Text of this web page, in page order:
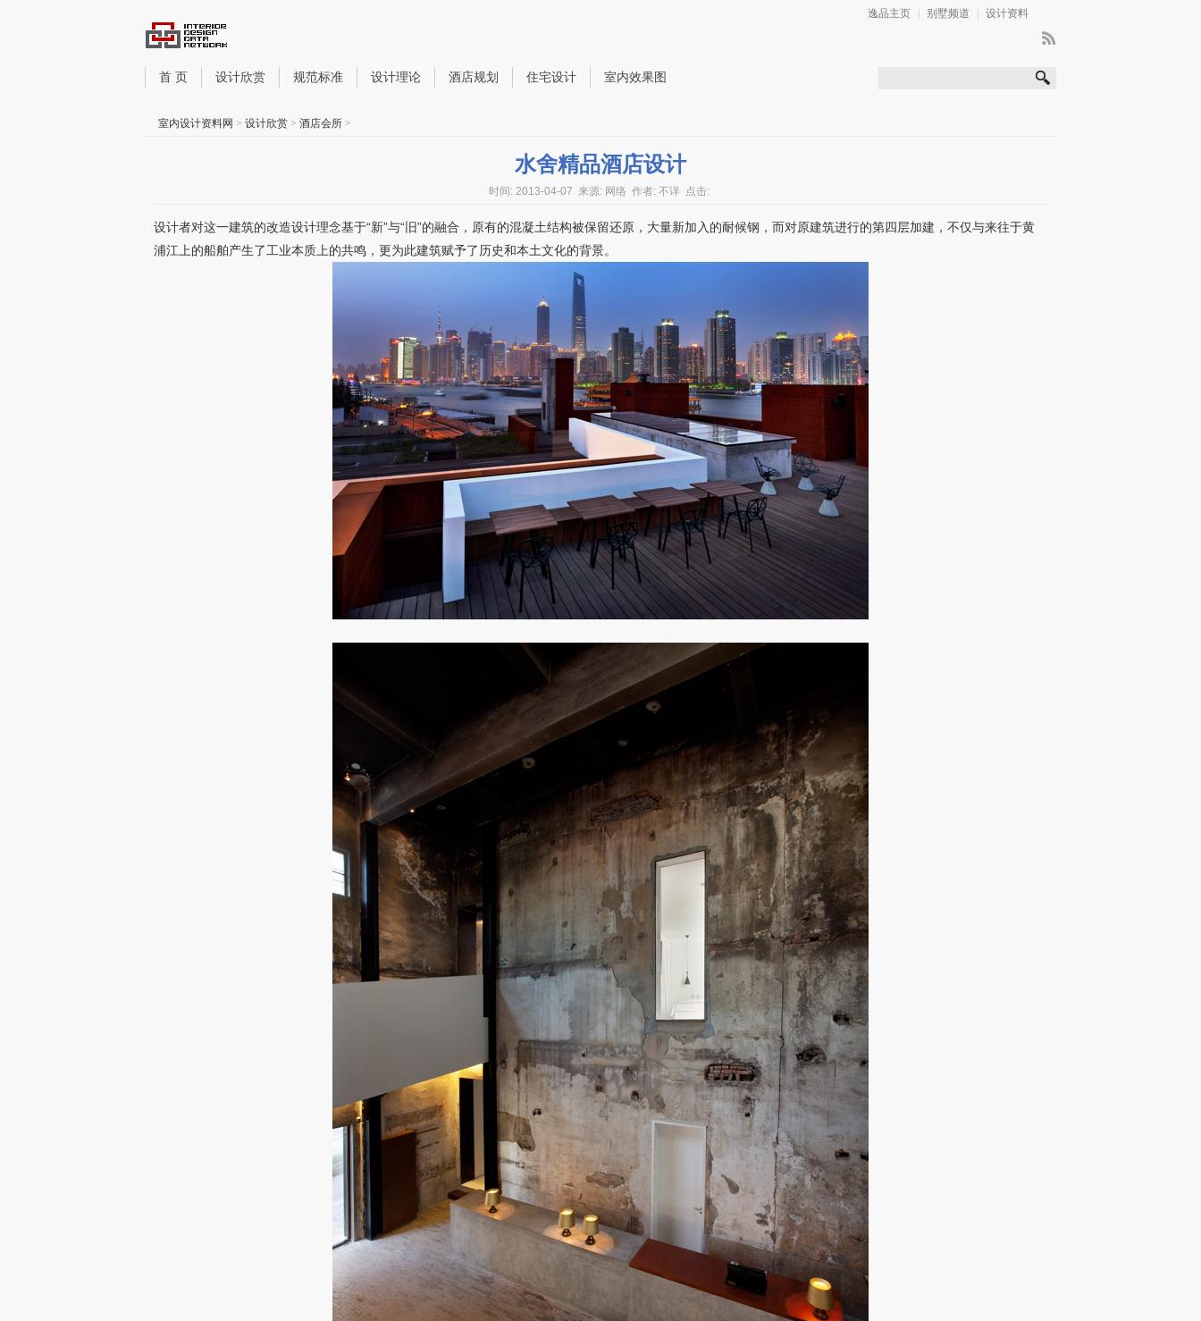
逸品主页 别墅频道 设计资料
首 页 设计欣赏 规范标准 设计理论 酒店规划 住宅设计 室内效果图
室内设计资料网 > 设计欣赏 > 酒店会所 >
水舍精品酒店设计
时间: 2013-04-07 来源: 网络 作者: 不详 点击:
设计者对这一建筑的改造设计理念基于“新”与“旧”的融合，原有的混凝土结构被保留还原，大量新加入的耐候钢，而对原建筑进行的第四层加建，不仅与来往于黄
浦江上的船舶产生了工业本质上的共鸣，更为此建筑赋予了历史和本土文化的背景。